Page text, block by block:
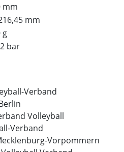
mm
mm
g
bar
Verband
Volleyball
Verband
Vorpommern